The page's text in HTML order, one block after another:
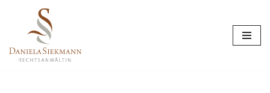
Inhalt
springen